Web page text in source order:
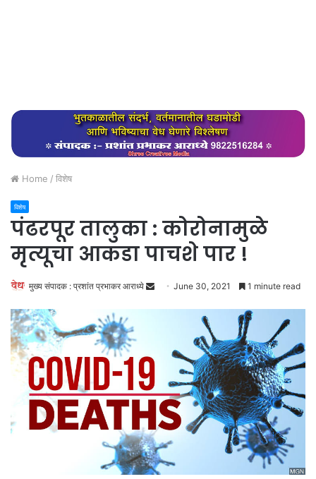
Home / विशेष
विशेष
पंढरपूर तालुका : कोरोनामुळे
मृत्यूचा आकडा पाचशे पार !
मुख्य संपादक : प्रशांत प्रभाकर आराध्ये
Send June 30, 2021 1 minute read